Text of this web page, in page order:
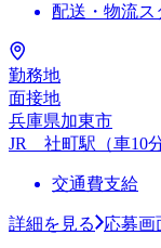
配送・物流ス
勤務地
面接地
兵庫県加東市
JR 社町駅（車10分
交通費支給
詳細を見る 応募画